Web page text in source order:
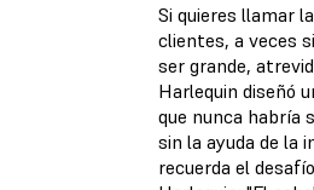
Si quieres llamar
clientes, a veces
ser grande,
Harlequin diseñó
que nunca habría
sin la ayuda de la
recuerda el